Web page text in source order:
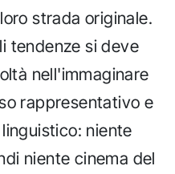
strada originale.
tendenze si deve
nell'immaginare
rappresentativo e
niente
niente cinema del